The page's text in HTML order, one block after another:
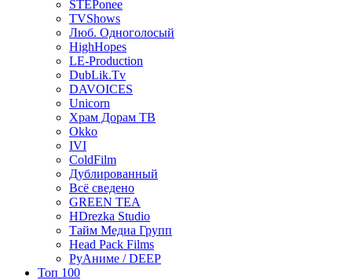
STEPonee
TVShows
Люб. Одноголосый
HighHopes
LE-Production
DubLik.Tv
DAVOICES
Unicorn
Храм Дорам ТВ
Okko
IVI
ColdFilm
Дублированный
Всё сведено
GREEN TEA
HDrezka Studio
Тайм Медиа Групп
Head Pack Films
РуАниме / DEEP
Топ 100